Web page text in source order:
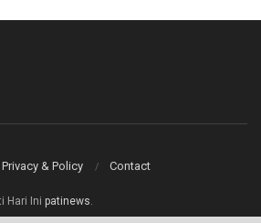
Privacy & Policy Contact
Hari Ini patinews.